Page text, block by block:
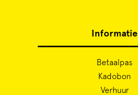
Informatie
Betaalpas
Kadobon
Verhuur